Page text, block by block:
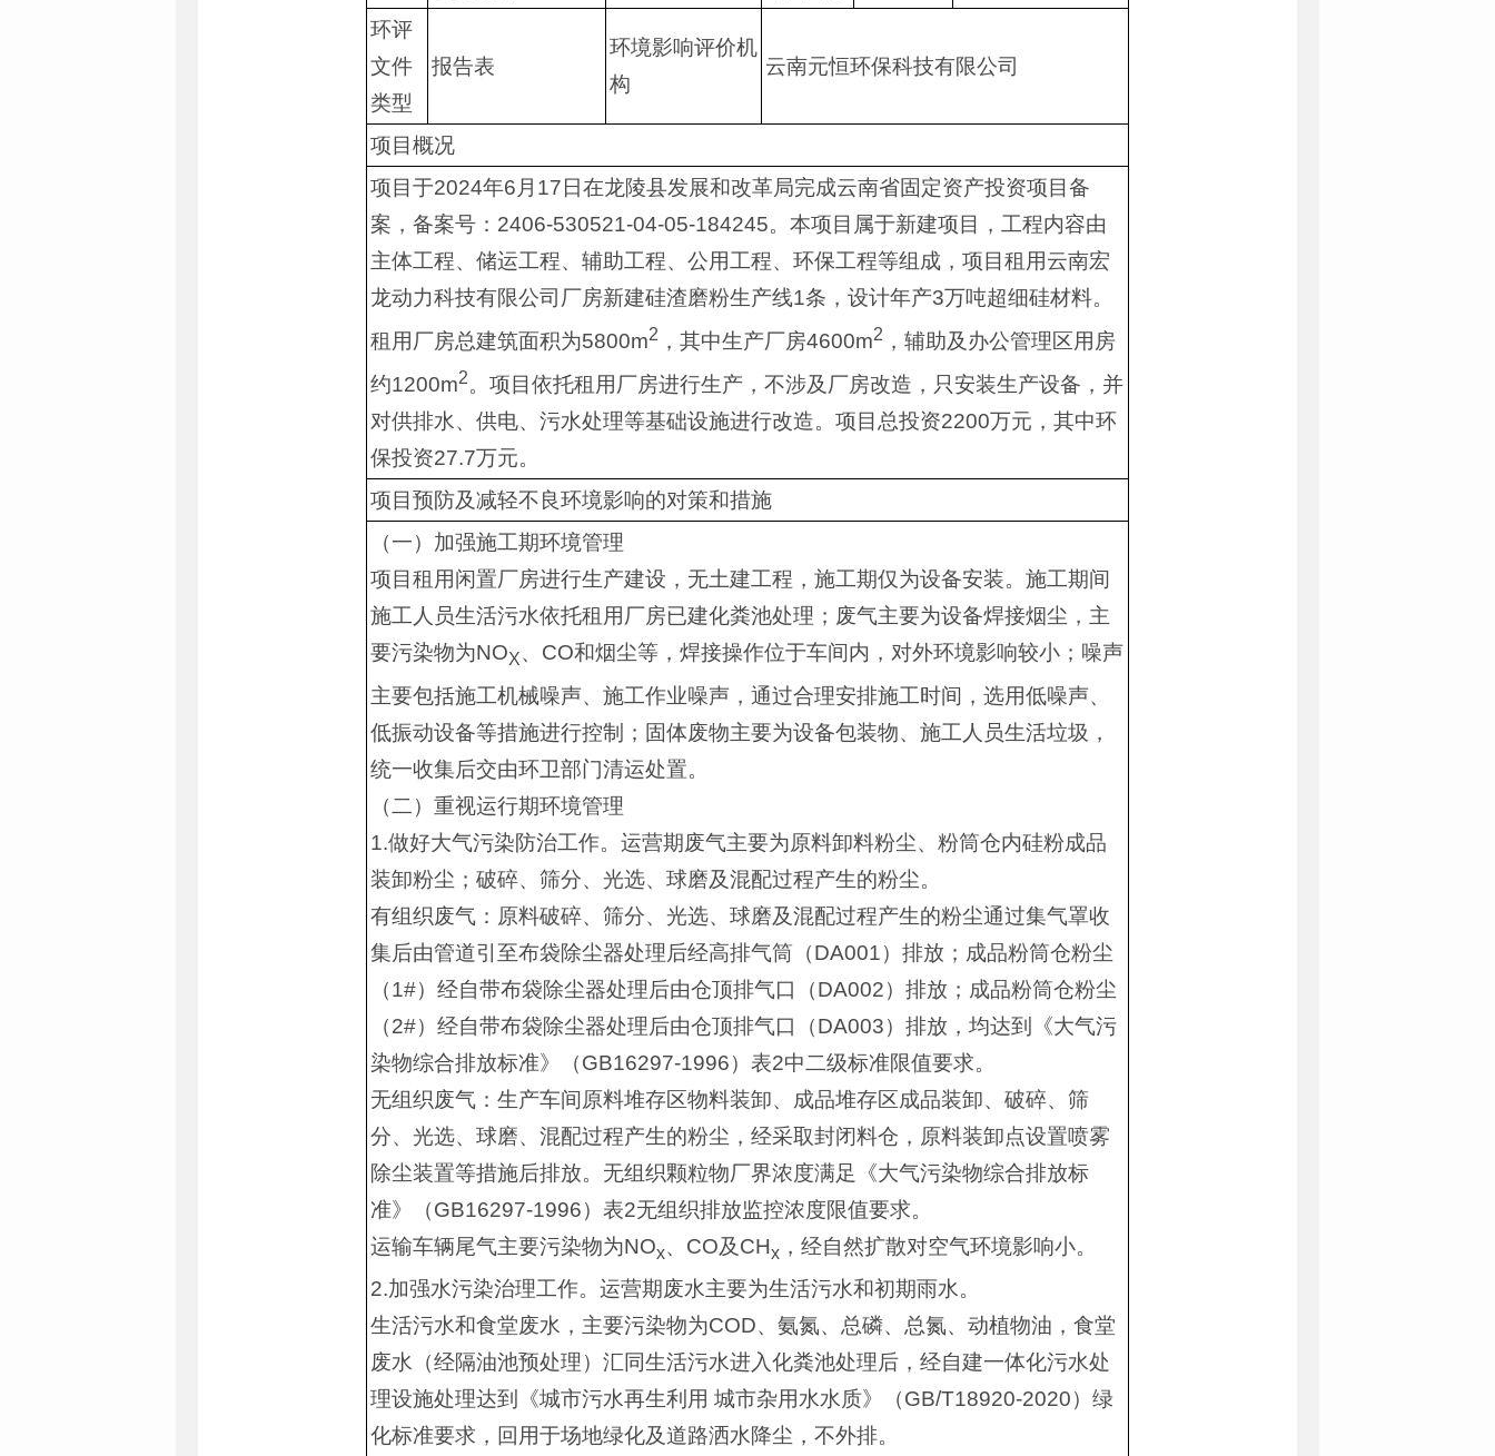
环评
文件
类型
报告表
环境影响评价机
构
云南元恒环保科技有限公司
项目概况
项目于2024年6月17日在龙陵县发展和改革局完成云南省固定资产投资项目备
案，备案号：2406-530521-04-05-184245。本项目属于新建项目，工程内容由
主体工程、储运工程、辅助工程、公用工程、环保工程等组成，项目租用云南宏
龙动力科技有限公司厂房新建硅渣磨粉生产线1条，设计年产3万吨超细硅材料。
租用厂房总建筑面积为5800m2 ，其中生产厂房4600m2 ，辅助及办公管理区用房
约1200m2。项目依托租用厂房进行生产，不涉及厂房改造，只安装生产设备，并
对供排水、供电、污水处理等基础设施进行改造。项目总投资2200万元，其中环
保投资27.7万元。
项目预防及减轻不良环境影响的对策和措施
（一）加强施工期环境管理
项目租用闲置厂房进行生产建设，无土建工程，施工期仅为设备安装。施工期间
施工人员生活污水依托租用厂房已建化粪池处理；废气主要为设备焊接烟尘，主
要污染物为NOX、CO和烟尘等，焊接操作位于车间内，对外环境影响较小；噪声
主要包括施工机械噪声、施工作业噪声，通过合理安排施工时间，选用低噪声、
低振动设备等措施进行控制；固体废物主要为设备包装物、施工人员生活垃圾，
统一收集后交由环卫部门清运处置。
（二）重视运行期环境管理
1.做好大气污染防治工作。运营期废气主要为原料卸料粉尘、粉筒仓内硅粉成品
装卸粉尘；破碎、筛分、光选、球磨及混配过程产生的粉尘。
有组织废气：原料破碎、筛分、光选、球磨及混配过程产生的粉尘通过集气罩收
集后由管道引至布袋除尘器处理后经高排气筒（DA001）排放；成品粉筒仓粉尘
（1#）经自带布袋除尘器处理后由仓顶排气口（DA002）排放；成品粉筒仓粉尘
（2#）经自带布袋除尘器处理后由仓顶排气口（DA003）排放，均达到《大气污
染物综合排放标准》（GB16297-1996）表2中二级标准限值要求。
无组织废气：生产车间原料堆存区物料装卸、成品堆存区成品装卸、破碎、筛
分、光选、球磨、混配过程产生的粉尘，经采取封闭料仓，原料装卸点设置喷雾
除尘装置等措施后排放。无组织颗粒物厂界浓度满足《大气污染物综合排放标
准》（GB16297-1996）表2无组织排放监控浓度限值要求。
运输车辆尾气主要污染物为NOx、CO及CHx ，经自然扩散对空气环境影响小。
2.加强水污染治理工作。运营期废水主要为生活污水和初期雨水。
生活污水和食堂废水，主要污染物为COD、氨氮、总磷、总氮、动植物油，食堂
废水（经隔油池预处理）汇同生活污水进入化粪池处理后，经自建一体化污水处
理设施处理达到《城市污水再生利用 城市杂用水水质》（GB/T18920-2020）绿
化标准要求，回用于场地绿化及道路洒水降尘，不外排。